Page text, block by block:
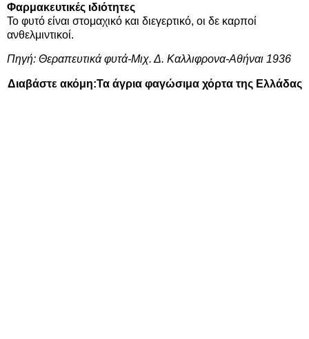
Φαρμακευτικές ιδιότητες
Το φυτό είναι στομαχικό και διεγερτικό, οι δε καρποί
ανθελμιντικοί.
Πηγή: Θεραπευτικά φυτά-Μιχ. Δ. Καλλιφρονα-Αθήναι 1936
Διαβάστε ακόμη:Τα άγρια φαγώσιμα χόρτα της Ελλάδας